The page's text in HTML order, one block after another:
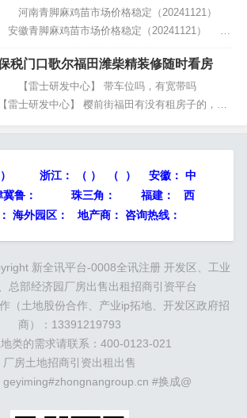
停车方便，交通便利 家具家电齐全拎包入住，购物
非常方便，有...
河南青脚麻鸡苗市场价格稳定（20241121）
安徽青脚麻鸡苗市场价格稳定（20241121）
东青脚麻鸡苗市场价格稳定（20241121） 江
徐州地区某公司青脚麻鸡价格走低 山东青脚
麻鸡市场...
税门口歌尔福田潍柴精装修随时看房
【雷士研发中心】 带车位吗，有宽带吗
【雷士研发中心】 樱前街福田有没有租房子的，合
） 浙江： （ ） （ ） 安徽： 中
鲁： 珠三角：
福建： 西
海外园区： 地产商： 咨询热线：
新全讯平台-0008全讯注册开发区、工业
总部经济园厂房出售出租招商引资平台
（土地股份合作、产业ip拓地、开发区政府招
商）：13391219793
类的需求请联系：400-0123-021
厂房土地招商引资出租出售
geyiming#zhongnangroup.cn #换成@